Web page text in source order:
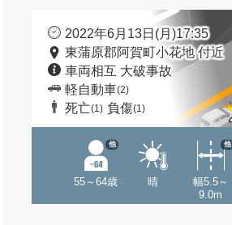
2022年6月13日(月)17:35
東蒲原郡阿賀町小花地 付近
車両相互 大破事故
軽自動車(2)
死亡(1) 負傷(1)
55～64歳
他
晴
幅5.5～
9.0m
他